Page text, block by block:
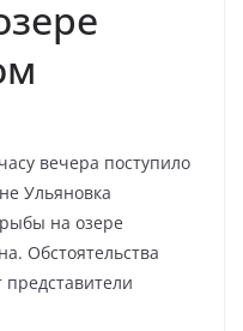
вечера поступило
Ульяновка
рыбы на озере
Обстоятельства